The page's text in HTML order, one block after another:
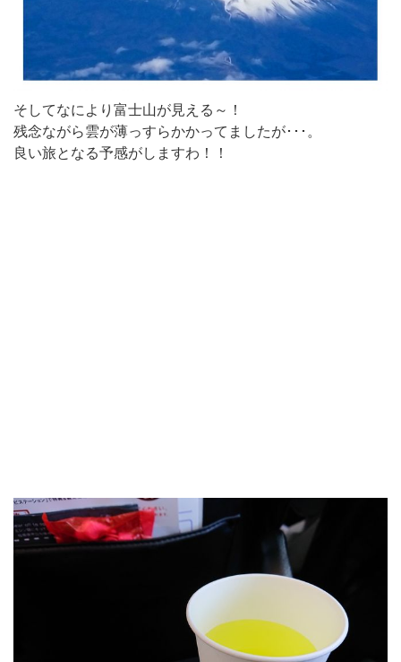
そしてなにより富士山が見える～！
残念ながら雲が薄っすらかかってましたが･･･。
良い旅となる予感がしますわ！！